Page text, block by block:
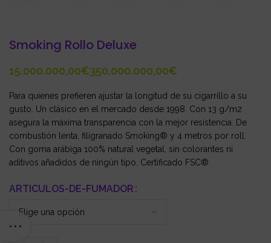
Smoking Rollo Deluxe
€ €
Para quienes prefieren ajustar la longitud de su cigarrillo a su
gusto. Un clásico en el mercado desde 1998. Con 13 g/m2
asegura la máxima transparencia con la mejor resistencia. De
combustión lenta, filigranado Smoking® y 4 metros por roll.
Con goma arábiga 100% natural vegetal, sin colorantes ni
aditivos añadidos de ningún tipo. Certificado FSC®
ARTICULOS-DE-FUMADOR